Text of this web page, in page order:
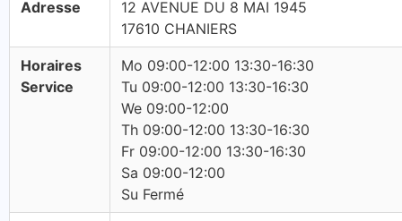
Adresse
12 AVENUE DU 8 MAI 1945
17610 CHANIERS
Horaires
Service
Mo 09:00-12:00 13:30-16:30
Tu 09:00-12:00 13:30-16:30
We 09:00-12:00
Th 09:00-12:00 13:30-16:30
Fr 09:00-12:00 13:30-16:30
Sa 09:00-12:00
Su Fermé